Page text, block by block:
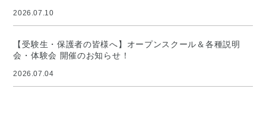
2026.07.10
【受験生・保護者の皆様へ】オープンスクール＆各種説明
会・体験会 開催のお知らせ！
2026.07.04